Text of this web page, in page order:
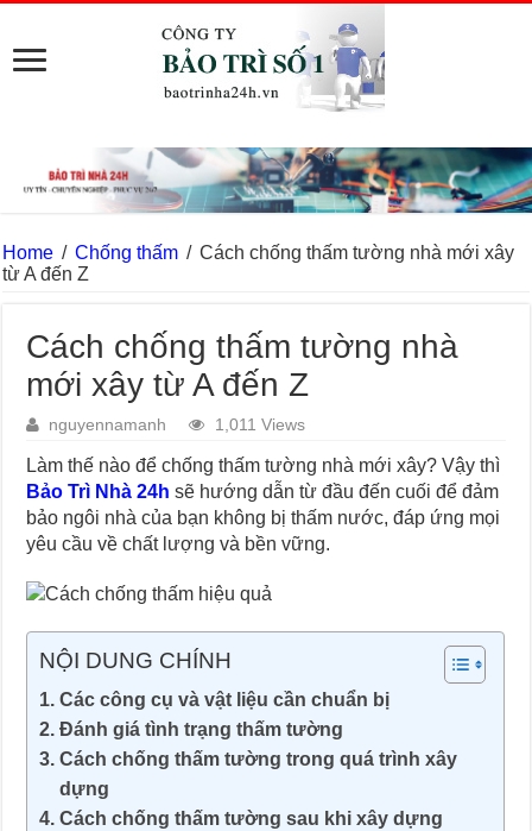
Home / Chống thấm / Cách chống thấm tường nhà mới xây
từ A đến Z
Cách chống thấm tường nhà
mới xây từ A đến Z
nguyennamanh 1,011 Views
Làm thế nào để chống thấm tường nhà mới xây? Vậy thì
Bảo Trì Nhà 24h sẽ hướng dẫn từ đầu đến cuối để đảm
bảo ngôi nhà của bạn không bị thấm nước, đáp ứng mọi
yêu cầu về chất lượng và bền vững.
NỘI DUNG CHÍNH
Các công cụ và vật liệu cần chuẩn bị
Đánh giá tình trạng thấm tường
Cách chống thấm tường trong quá trình xây
dựng
Cách chống thấm tường sau khi xây dựng